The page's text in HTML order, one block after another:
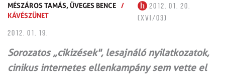
MÉSZÁROS TAMÁS, ÜVEGES BENCE /
KÁVÉSZÜNET
2012. 01. 20.
(XVI/03)
2012. 01. 19.
Sorozatos „cikizések", lesajnáló nyilatkozatok,
cinikus internetes ellenkampány sem vette el